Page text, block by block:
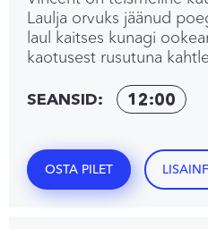
Laulja orvuks jäänud
laul kaitses kunagi
kaotusest rusutuna
SEANSID: 12:00
OSTA PILET